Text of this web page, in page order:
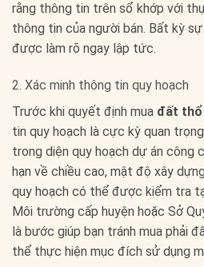
rằng thông tin trên sổ khớp với
thông tin của người bán. Bất kỳ
được làm rõ ngay lập tức.
2. Xác minh thông tin quy hoạch
Trước khi quyết định mua đất
tin quy hoạch là cực kỳ quan
trong diện quy hoạch dự án công
hạn về chiều cao, mật độ xây
quy hoạch có thể được kiểm tra
Môi trường cấp huyện hoặc Sở
là bước giúp bạn tránh mua phải
thể thực hiện mục đích sử dụng